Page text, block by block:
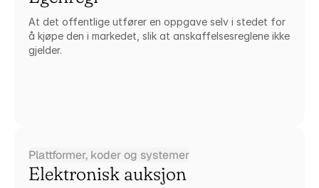
At det offentlige utfører en oppgave selv i stedet for
å kjøpe den i markedet, slik at anskaffelsesreglene ikke
gjelder.
Plattformer, koder og systemer
Elektronisk auksjon